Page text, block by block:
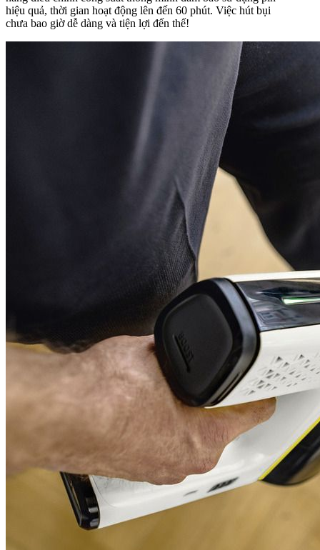
hiệu quả, thời gian hoạt động lên đến 60 phút. Việc hút bụi
chưa bao giờ dễ dàng và tiện lợi đến thế!